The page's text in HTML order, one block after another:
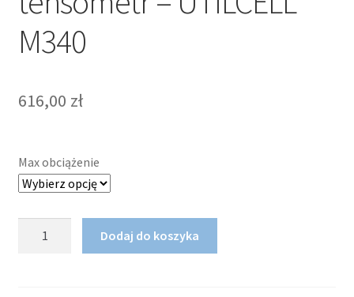
M340
616,00 zł
Max obciążenie
Dodaj do koszyka